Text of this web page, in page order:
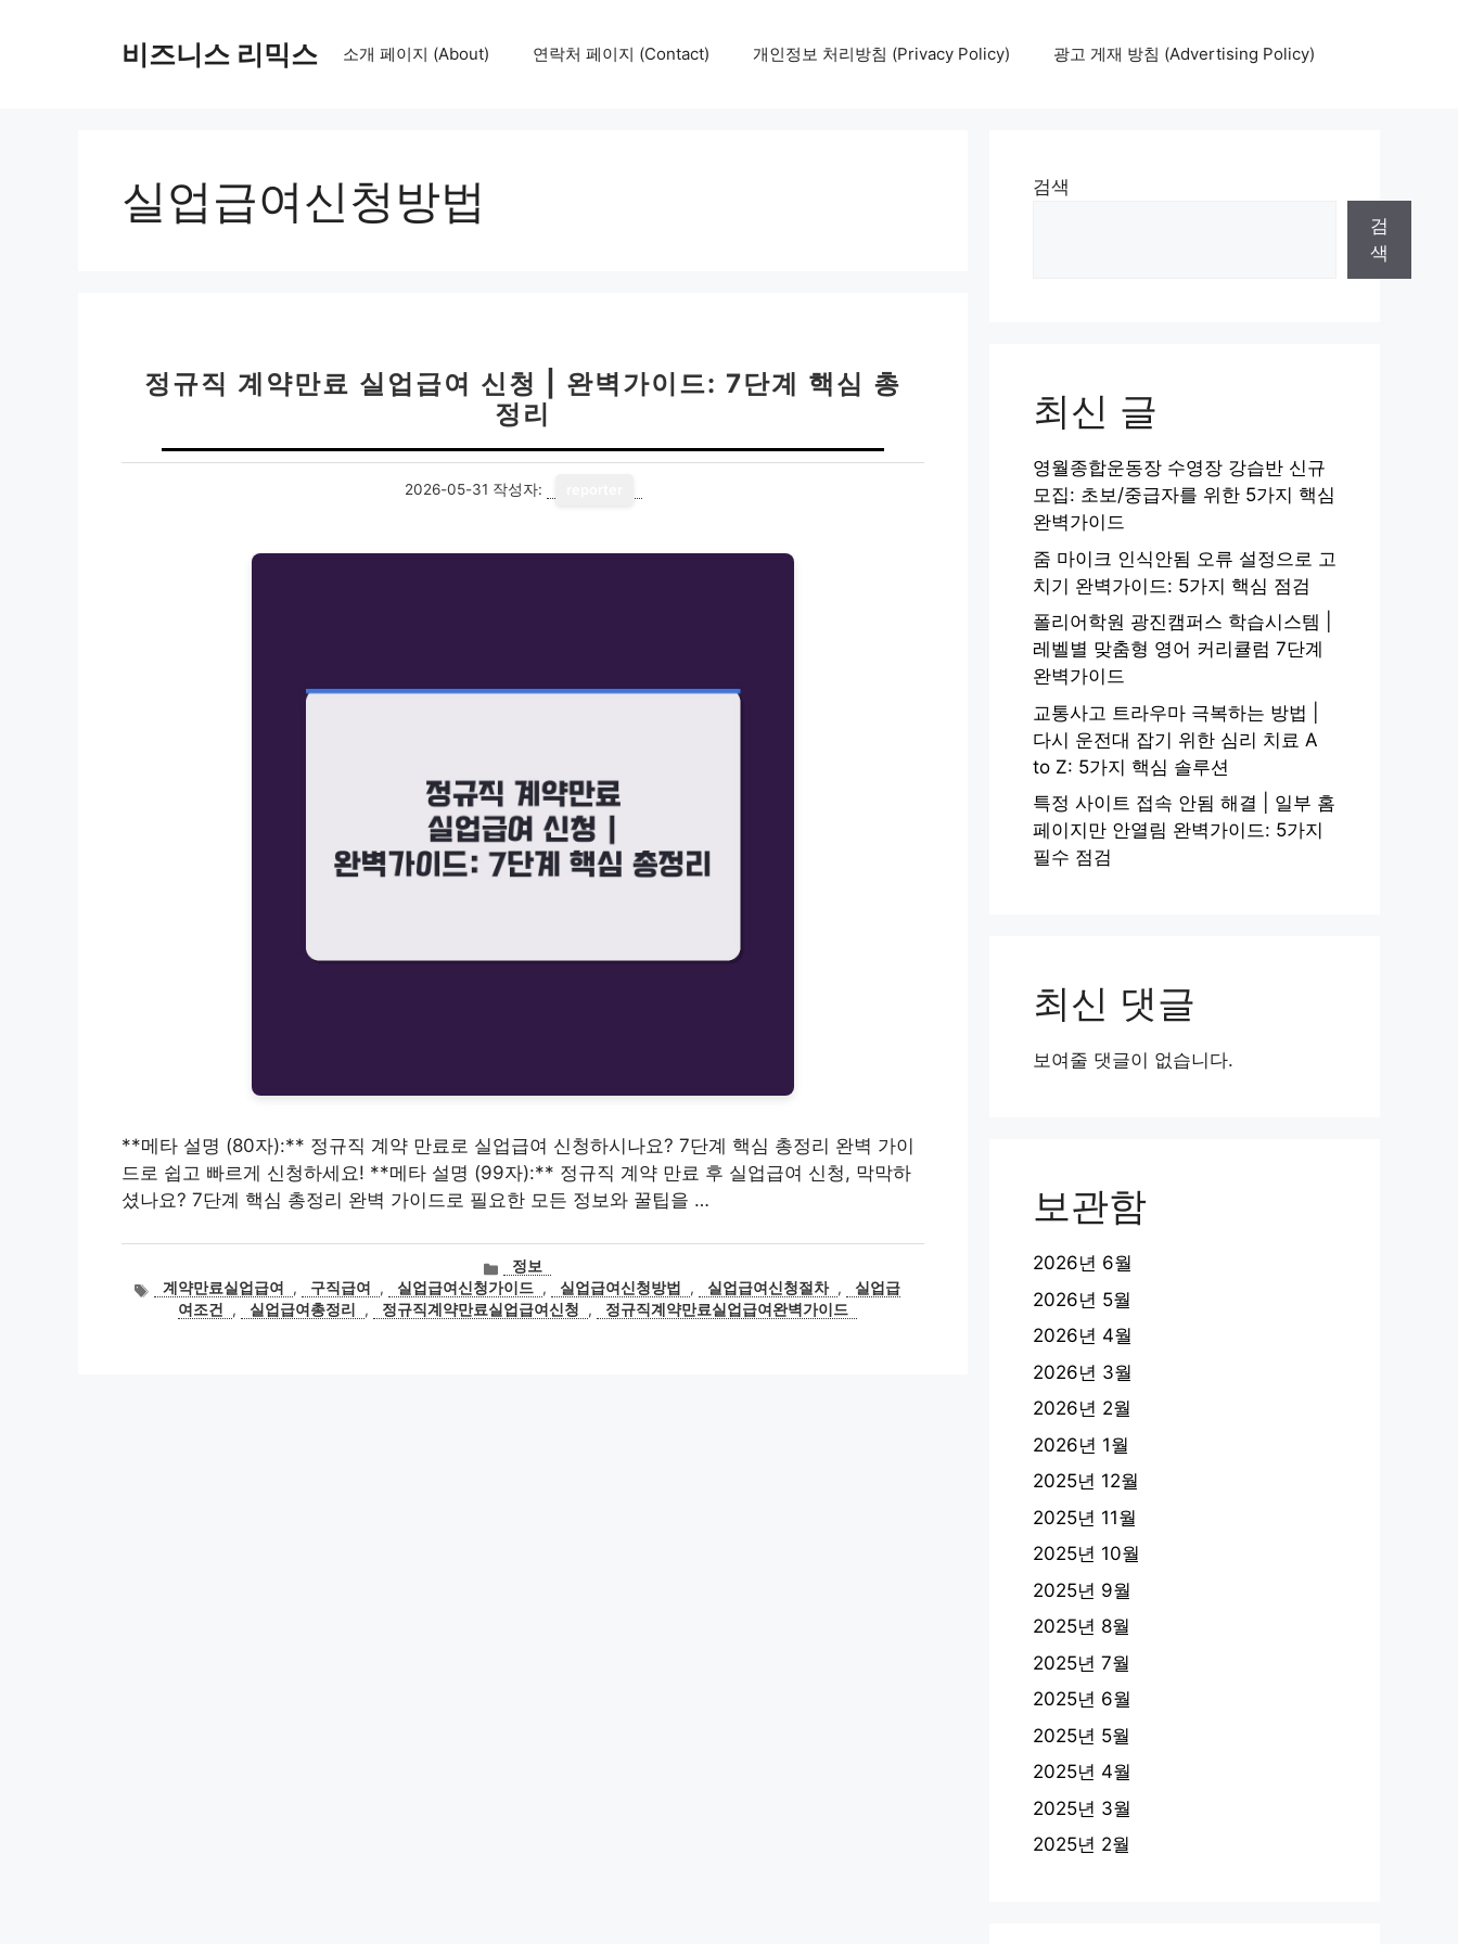
비즈니스 리믹스 소개 페이지 (About) 연락처 페이지 (Contact) 개인정보 처리방침 (Privacy Policy) 광고 게재 방침 (Advertising Policy)
실업급여신청방법
정규직 계약만료 실업급여 신청 | 완벽가이드: 7단계 핵심 총
정리
2026-05-31 작성자:
**메타 설명 (80자):** 정규직 계약 만료로 실업급여 신청하시나요? 7단계 핵심 총정리 완벽 가이
드로 쉽고 빠르게 신청하세요! **메타 설명 (99자):** 정규직 계약 만료 후 실업급여 신청, 막막하
셨나요? 7단계 핵심 총정리 완벽 가이드로 필요한 모든 정보와 꿀팁을 …
카
테
고
정보
태계약만료실업급여 , 구직급여 , 실업급여신청가이드 , 실업급여신청방법 , 실업급여신청절차 ,
실업급
여조건
, 실업급여총정리 , 정규직계약만료실업급여신청 , 정규직계약만료실업급여완벽가이드
검색
검
색
최신 글
영월종합운동장 수영장 강습반 신규
모집: 초보/중급자를 위한 5가지 핵심
완벽가이드
줌 마이크 인식안됨 오류 설정으로 고
치기 완벽가이드: 5가지 핵심 점검
폴리어학원 광진캠퍼스 학습시스템 |
레벨별 맞춤형 영어 커리큘럼 7단계
완벽가이드
교통사고 트라우마 극복하는 방법 |
다시 운전대 잡기 위한 심리 치료 A
to Z: 5가지 핵심 솔루션
특정 사이트 접속 안됨 해결 | 일부 홈
페이지만 안열림 완벽가이드: 5가지
필수 점검
최신 댓글
보여줄 댓글이 없습니다.
보관함
2026년 6월
2026년 5월
2026년 4월
2026년 3월
2026년 2월
2026년 1월
2025년 12월
2025년 11월
2025년 10월
2025년 9월
2025년 8월
2025년 7월
2025년 6월
2025년 5월
2025년 4월
2025년 3월
2025년 2월